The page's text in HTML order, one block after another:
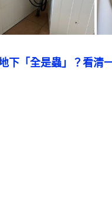
下「全是蟲」？看清